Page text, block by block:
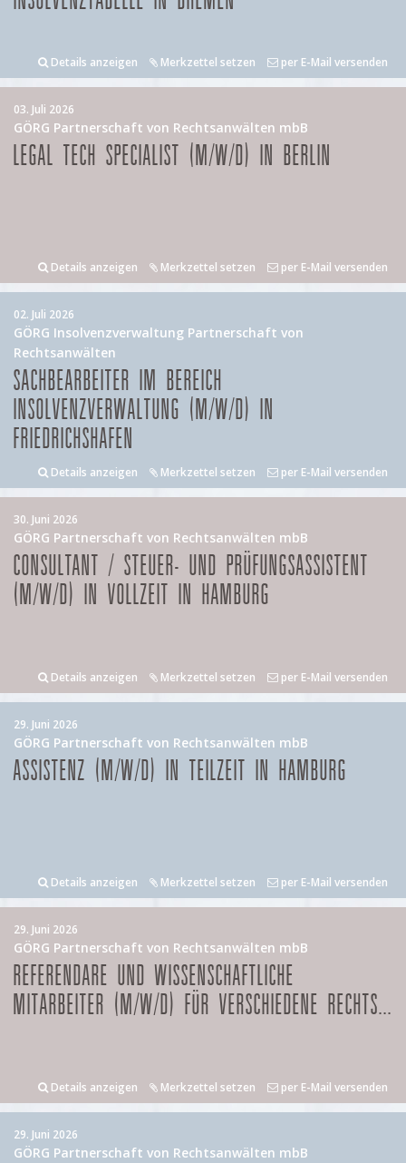
Details anzeigen Merkzettel setzen per E-Mail versenden
03. Juli 2026
GÖRG Partnerschaft von Rechtsanwälten mbB
LEGAL TECH SPECIALIST (M/W/D) IN BERLIN
Details anzeigen Merkzettel setzen per E-Mail versenden
02. Juli 2026
GÖRG Insolvenzverwaltung Partnerschaft von
Rechtsanwälten
SACHBEARBEITER IM BEREICH
INSOLVENZVERWALTUNG (M/W/D) IN
FRIEDRICHSHAFEN
Details anzeigen Merkzettel setzen per E-Mail versenden
30. Juni 2026
GÖRG Partnerschaft von Rechtsanwälten mbB
CONSULTANT / STEUER- UND PRÜFUNGSASSISTENT
(M/W/D) IN VOLLZEIT IN HAMBURG
Details anzeigen Merkzettel setzen per E-Mail versenden
29. Juni 2026
GÖRG Partnerschaft von Rechtsanwälten mbB
ASSISTENZ (M/W/D) IN TEILZEIT IN HAMBURG
Details anzeigen Merkzettel setzen per E-Mail versenden
29. Juni 2026
GÖRG Partnerschaft von Rechtsanwälten mbB
REFERENDARE UND WISSENSCHAFTLICHE
MITARBEITER (M/W/D) FÜR VERSCHIEDENE RECHTS...
Details anzeigen Merkzettel setzen per E-Mail versenden
29. Juni 2026
GÖRG Partnerschaft von Rechtsanwälten mbB